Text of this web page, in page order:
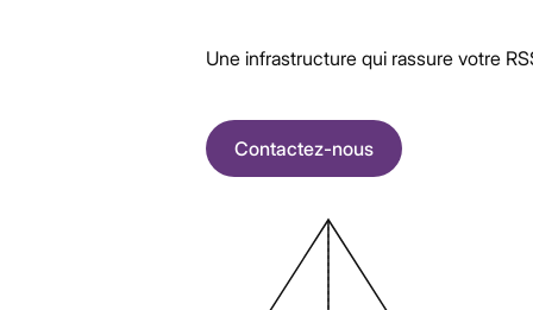
Une infrastructure qui rassure votre
Contactez-nous